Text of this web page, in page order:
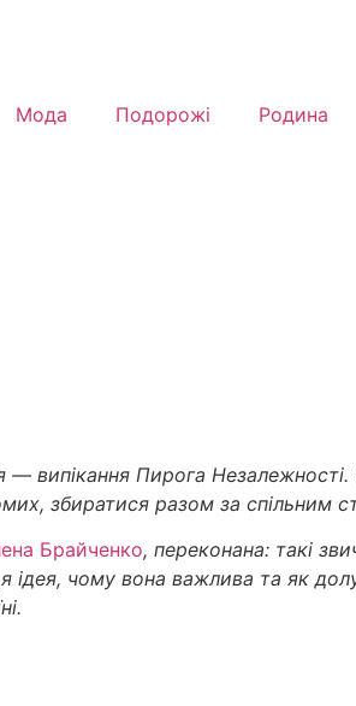
Мода Подорожі Родина
випікання Пирога
збиратися разом за спільним
Брайченко, переконана: такі
ідея, чому вона важлива та як